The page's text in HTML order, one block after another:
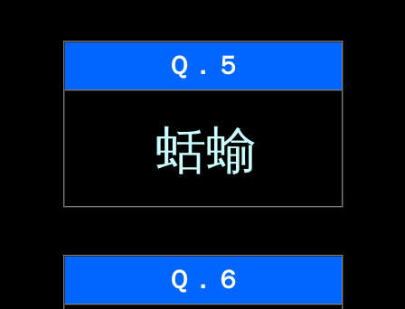
Ｑ．５
蛞蝓
Ｑ．６